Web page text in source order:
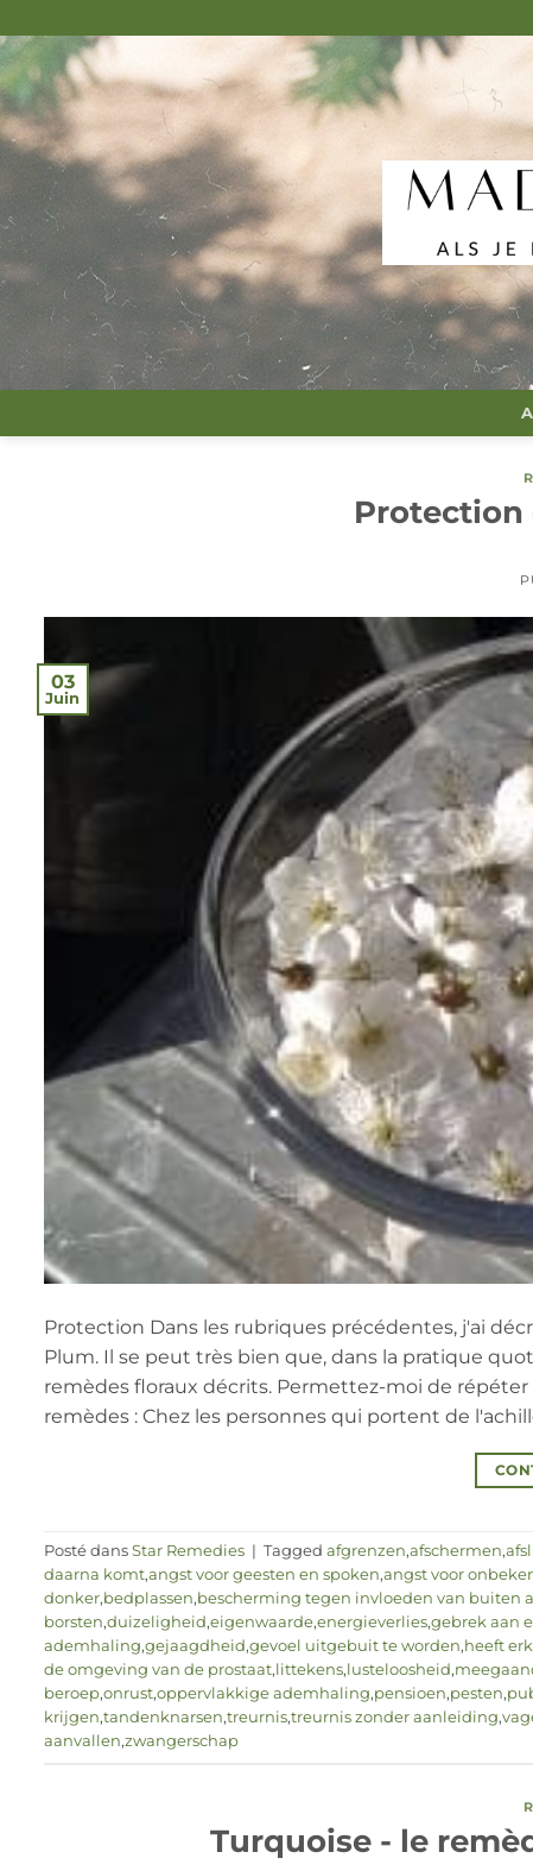
au
contenu
03
Juin
Protection Dans les rubriques précédentes, j'ai
Plum. Il se peut très bien que, dans la pratique
remèdes floraux décrits. Permettez-moi de
remèdes : Chez les personnes qui portent de
Posté dans Star Remedies | Tagged afgrenzen,afschermen,
daarna komt,angst voor geesten en spoken,angst voor
donker,bedplassen,bescherming tegen invloeden van buiten
borsten,duizeligheid,eigenwaarde,energieverlies,gebrek aan
ademhaling,gejaagdheid,gevoel uitgebuit te worden,heeft
de omgeving van de prostaat,littekens,lusteloosheid,
beroep,onrust,oppervlakkige ademhaling,pensioen,pesten,
krijgen,tandenknarsen,treurnis,treurnis zonder aanleiding,
aanvallen,zwangerschap
Turquoise - le